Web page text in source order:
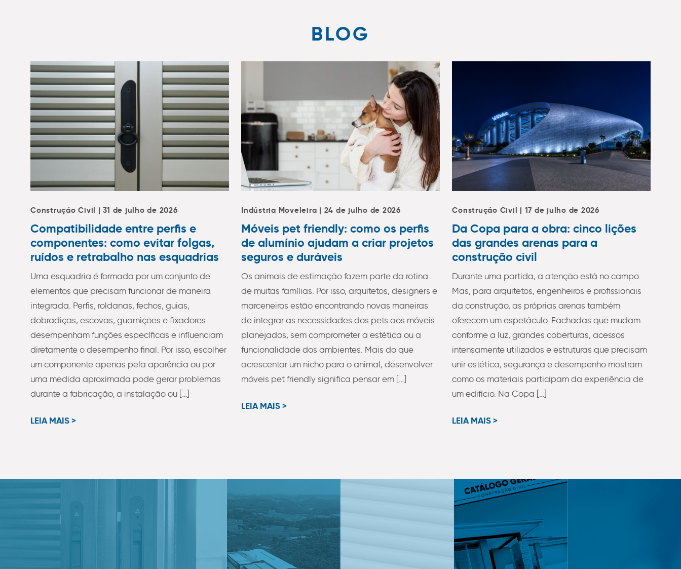
BLOG
Construção Civil | 31 de julho de 2026
Compatibilidade entre perfis e
componentes: como evitar folgas,
ruídos e retrabalho nas esquadrias
Uma esquadria é formada por um conjunto de
elementos que precisam funcionar de maneira
integrada. Perfis, roldanas, fechos, guias,
dobradiças, escovas, guarnições e fixadores
desempenham funções específicas e influenciam
diretamente o desempenho final. Por isso, escolher
um componente apenas pela aparência ou por
uma medida aproximada pode gerar problemas
durante a fabricação, a instalação ou […]
LEIA MAIS >
Indústria Moveleira | 24 de julho de 2026
Móveis pet friendly: como os perfis
de alumínio ajudam a criar projetos
seguros e duráveis
Os animais de estimação fazem parte da rotina
de muitas famílias. Por isso, arquitetos, designers e
marceneiros estão encontrando novas maneiras
de integrar as necessidades dos pets aos móveis
planejados, sem comprometer a estética ou a
funcionalidade dos ambientes. Mais do que
acrescentar um nicho para o animal, desenvolver
móveis pet friendly significa pensar em […]
LEIA MAIS >
Construção Civil | 17 de julho de 2026
Da Copa para a obra: cinco lições
das grandes arenas para a
construção civil
Durante uma partida, a atenção está no campo.
Mas, para arquitetos, engenheiros e profissionais
da construção, as próprias arenas também
oferecem um espetáculo. Fachadas que mudam
conforme a luz, grandes coberturas, acessos
intensamente utilizados e estruturas que precisam
unir estética, segurança e desempenho mostram
como os materiais participam da experiência de
um edifício. Na Copa […]
LEIA MAIS >